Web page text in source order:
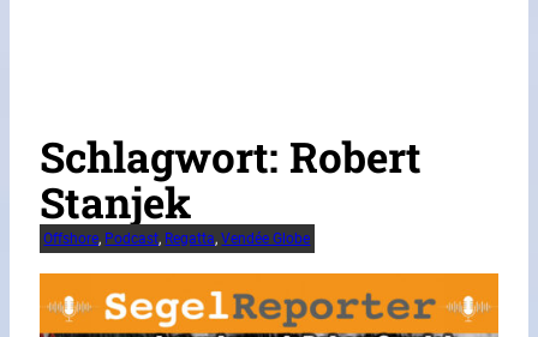
Schlagwort: Robert
Stanjek
Offshore, Podcast, Regatta, Vendée Globe